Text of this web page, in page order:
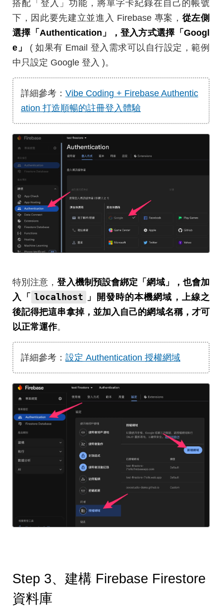
搭配「登入」功能，將單字卡紀錄在自己的帳號
下，因此要先建立並進入 Firebase 專案， 從左側
選擇「Authentication」，登入方式選擇「Googl
e」
( 如果有 Email 登入需求可以自行設定，範例
中只設定 Google 登入 )。
詳細參考： Vibe Coding + Firebase Authentic
ation 打造順暢的註冊登入體驗
特別注意，登入機制預設會綁定「網域」，也會加
入「
localhost
」開發時的本機網域，上線之
後記得把這串拿掉，並加入自己的網域名稱，才可
以正常運作。
詳細參考： 設定 Authentication 授權網域
Step 3、建構 Firebase Firestore
資料庫